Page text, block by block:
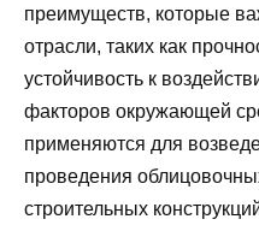
преимуществ, которые
отрасли, таких как
устойчивость к
факторов окружающей
применяются для
проведения
строительных